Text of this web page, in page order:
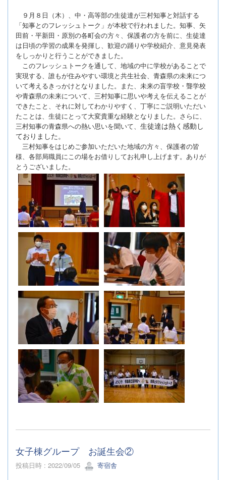
９月８日（木）、中・高等部の生徒達が三村知事と対話する
「知事とのフレッシュトーク」が本校で行われました。知事、矢
田前・平新田・原別の各町会の方々、保護者の方を前に、生徒達
は日頃の学習の成果を発揮し、歓迎の踊りや学校紹介、意見発表
をしっかりと行うことができました。
このフレッシュトークを通して、地域の中に学校があることで
実現する、誰もが住みやすい環境と共生社会、青森県の未来につ
いて考えるきっかけとなりました。また、未来の盲学校・聾学校
や青森県の未来について、三村知事に思いや考えを伝えることが
できたこと、それに対してわかりやすく、丁寧にご説明いただい
たことは、生徒にとって大変貴重な経験となりました。さらに、
三村知事の青森県への熱い思いを聞いて、 生徒達は熱く感動し
ておりました。
三村知事をはじめご参加いただいた地域の方々、保護者の皆
様、各部局職員にこの場をお借りしてお礼申し上げます。ありが
とうございました。
女子棟グループ お誕生会②
投稿日時 : 2022/09/05 寄宿舎